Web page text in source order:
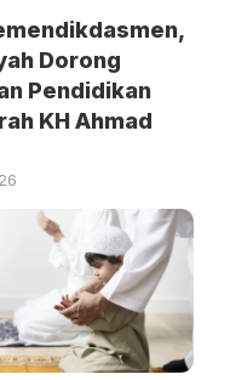
Dorong
Pendidikan
KH Ahmad